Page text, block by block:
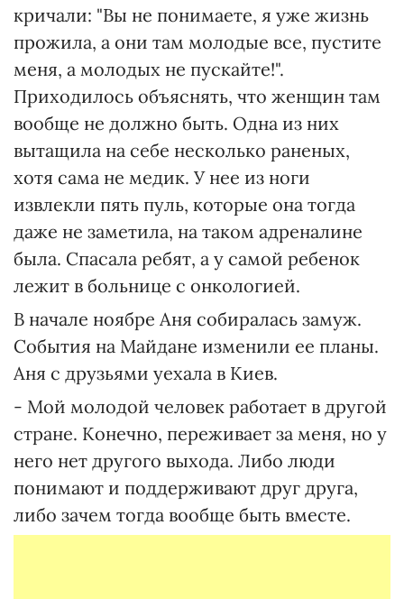
кричали: "Вы не понимаете, я уже жизнь
прожила, а они там молодые все, пустите
меня, а молодых не пускайте!".
Приходилось объяснять, что женщин там
вообще не должно быть. Одна из них
вытащила на себе несколько раненых,
хотя сама не медик. У нее из ноги
извлекли пять пуль, которые она тогда
даже не заметила, на таком адреналине
была. Спасала ребят, а у самой ребенок
лежит в больнице с онкологией.
В начале ноябре Аня собиралась замуж.
События на Майдане изменили ее планы.
Аня с друзьями уехала в Киев.
- Мой молодой человек работает в другой
стране. Конечно, переживает за меня, но у
него нет другого выхода. Либо люди
понимают и поддерживают друг друга,
либо зачем тогда вообще быть вместе.